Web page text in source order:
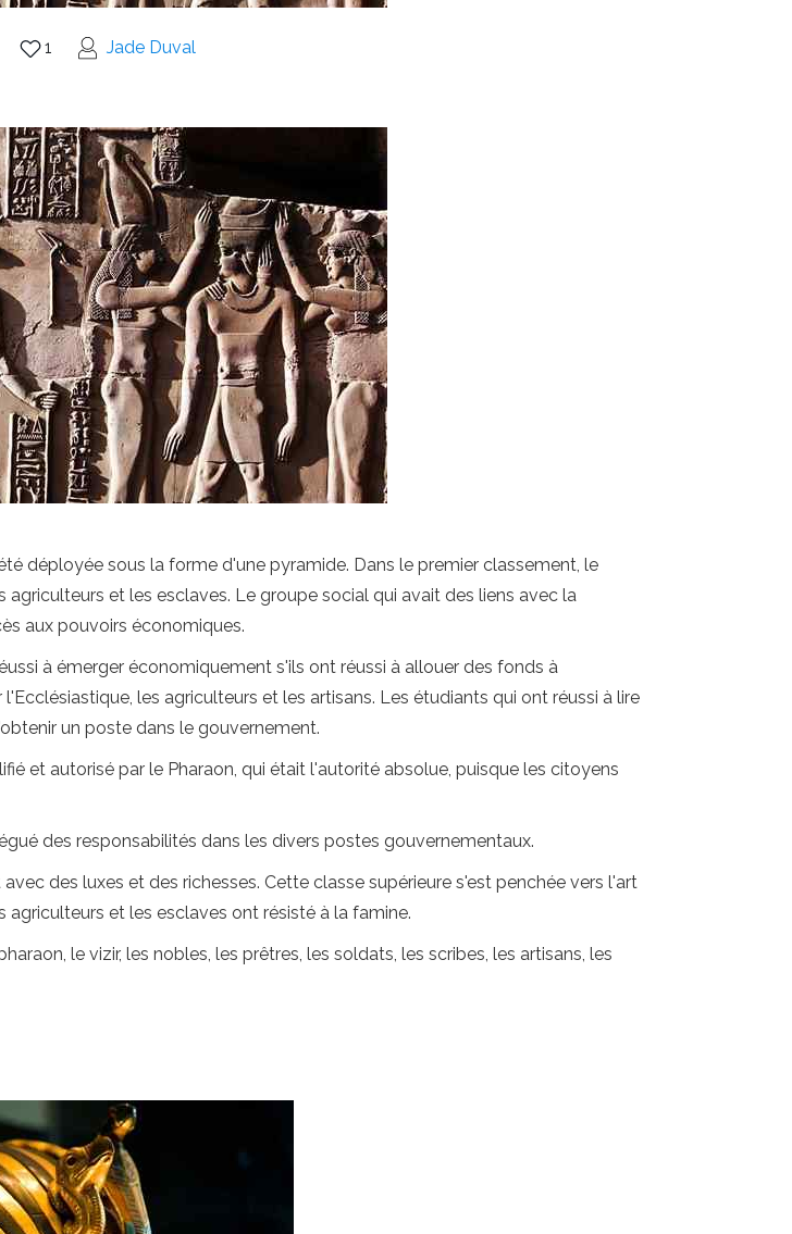
1 Jade Duval
déployée sous la forme d'une pyramide. Dans le premier classement, le
et les esclaves. Le groupe social qui avait des liens avec la
aux pouvoirs économiques.
à émerger économiquement s'ils ont réussi à allouer des fonds à
les agriculteurs et les artisans. Les étudiants qui ont réussi à lire
un poste dans le gouvernement.
et autorisé par le Pharaon, qui était l'autorité absolue, puisque les citoyens
des responsabilités dans les divers postes gouvernementaux.
des luxes et des richesses. Cette classe supérieure s'est penchée vers l'art
et les esclaves ont résisté à la famine.
le vizir, les nobles, les prêtres, les soldats, les scribes, les artisans, les